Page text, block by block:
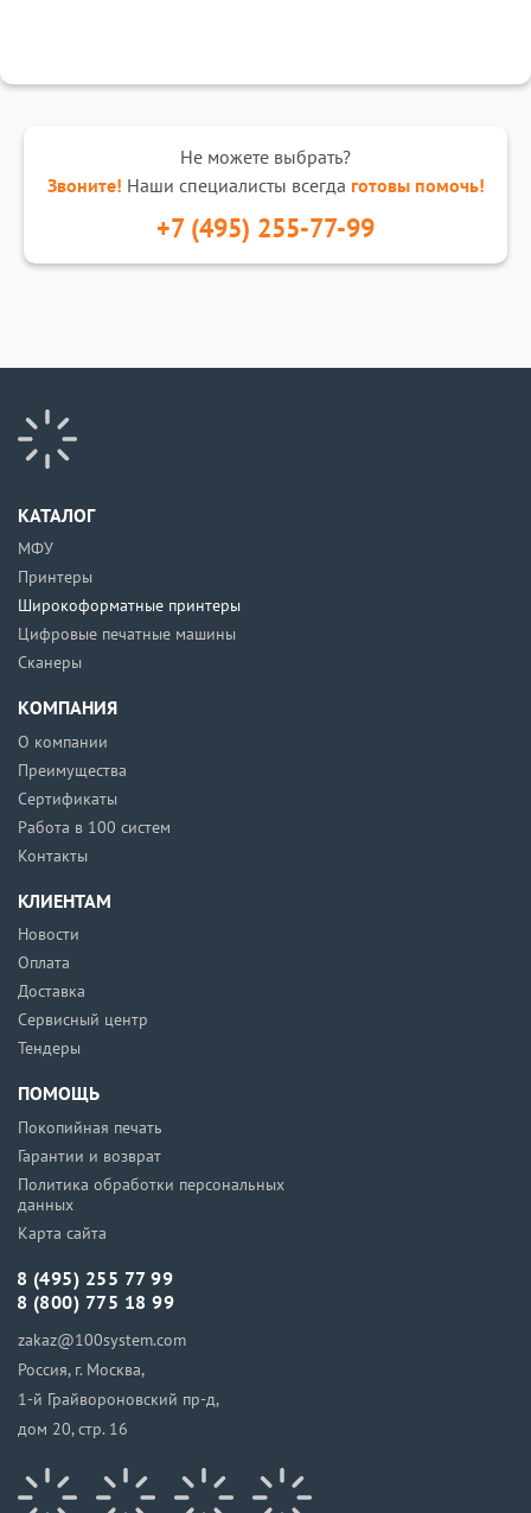
Не можете выбрать?
Звоните! Наши специалисты всегда готовы помочь!
+7 (495) 255-77-99
КАТАЛОГ
МФУ
Принтеры
Широкоформатные принтеры
Цифровые печатные машины
Сканеры
КОМПАНИЯ
О компании
Преимущества
Сертификаты
Работа в 100 систем
Контакты
КЛИЕНТАМ
Новости
Оплата
Доставка
Сервисный центр
Тендеры
ПОМОЩЬ
Покопийная печать
Гарантии и возврат
Политика обработки персональных
данных
Карта сайта
8 (495) 255 77 99
8 (800) 775 18 99
zakaz@100system.com
Россия, г. Москва,
1-й Грайвороновский пр-д,
дом 20, стр. 16